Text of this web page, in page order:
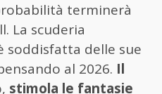
terminerà
La scuderia
soddisfatta delle sue
al 2026. Il
stimola le fantasie